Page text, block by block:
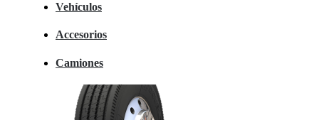
Vehículos
Accesorios
Camiones